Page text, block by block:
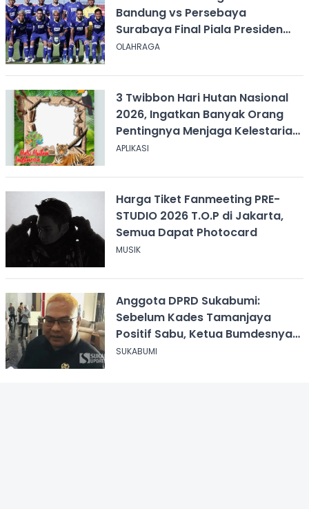
Bandung vs Persebaya
Surabaya Final Piala Presiden
2026, Kick-off Pukul 20.00 WIB
OLAHRAGA
3 Twibbon Hari Hutan Nasional
2026, Ingatkan Banyak Orang
Pentingnya Menjaga Kelestarian
Hutan
APLIKASI
Harga Tiket Fanmeeting PRE-
STUDIO 2026 T.O.P di Jakarta,
Semua Dapat Photocard
MUSIK
Anggota DPRD Sukabumi:
Sebelum Kades Tamanjaya
Positif Sabu, Ketua Bumdesnya
Juga Terjerat Dugaan Narkoba
SUKABUMI